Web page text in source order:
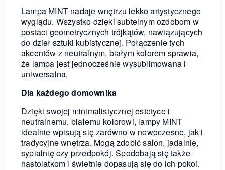
Lampa MINT nadaje wnętrzu lekko artystycznego
wyglądu. Wszystko dzięki subtelnym ozdobom w
postaci geometrycznych trójkątów, nawiązujących
do dzieł sztuki kubistycznej. Połączenie tych
akcentów z neutralnym, białym kolorem sprawia,
że lampa jest jednocześnie wysublimowana i
uniwersalna.
Dla każdego domownika
Dzięki swojej minimalistycznej estetyce i
neutralnemu, białemu kolorowi, lampy MINT
idealnie wpisują się zarówno w nowoczesne, jak i
tradycyjne wnętrza. Mogą zdobić salon, jadalnię,
sypialnię czy przedpokój. Spodobają się także
nastolatkom i świetnie dopasują się do ich pokoi.